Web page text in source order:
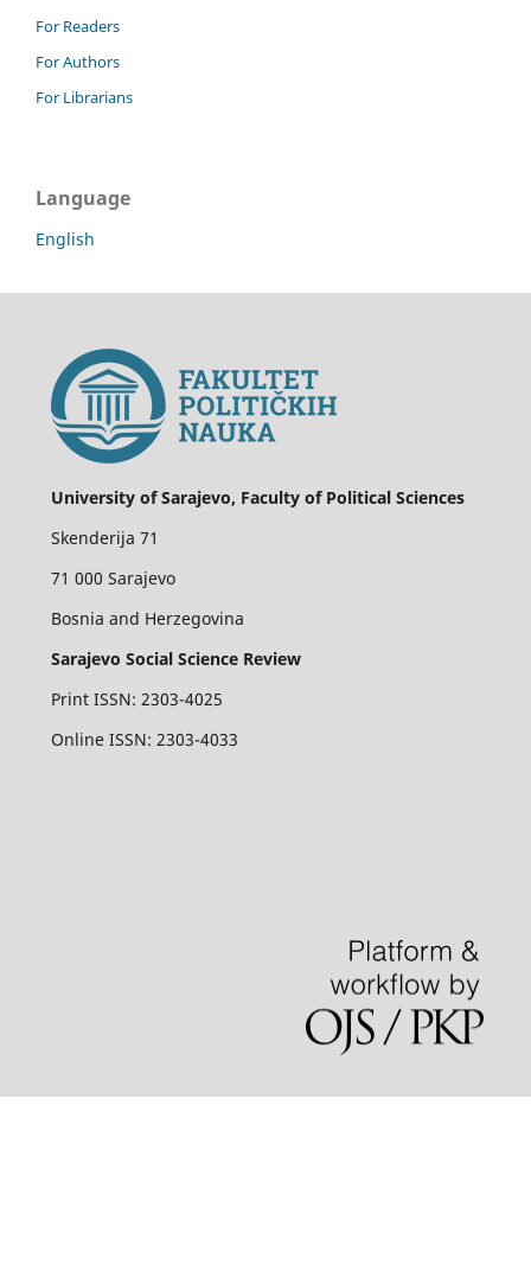
For Readers
For Authors
For Librarians
Language
English
University of Sarajevo, Faculty of Political Sciences
Skenderija 71
71 000 Sarajevo
Bosnia and Herzegovina
Sarajevo Social Science Review
Print ISSN: 2303-4025
Online ISSN: 2303-4033